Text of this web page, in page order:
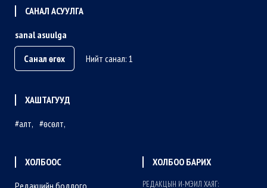
САНАЛ АСУУЛГА
sanal asuulga
Санал өгөх
Нийт санал: 1
ХАШТАГУУД
алт
өсөлт
ХОЛБООС
ХОЛБОО БАРИХ
РЕДАКЦЫН И-МЭИЛ ХАЯГ: